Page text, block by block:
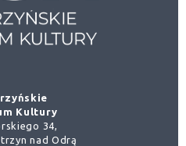
Kultury
34,
nad Odrą